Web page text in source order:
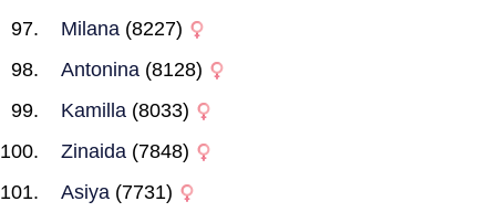
Milana (8227)
Antonina (8128)
Kamilla (8033)
Zinaida (7848)
Asiya (7731)